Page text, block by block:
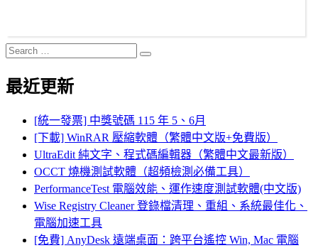
Search
for:
Search
最近更新
[統一發票] 中獎號碼 115 年 5、6月
[下載] WinRAR 壓縮軟體（繁體中文版+免費版）
UltraEdit 純文字、程式碼編輯器（繁體中文最新版）
OCCT 燒機測試軟體（超頻檢測必備工具）
PerformanceTest 電腦效能、運作速度測試軟體(中文版)
Wise Registry Cleaner 登錄檔清理、重組、系統最佳化、
電腦加速工具
[免費] AnyDesk 遠端桌面：跨平台遙控 Win, Mac 電腦